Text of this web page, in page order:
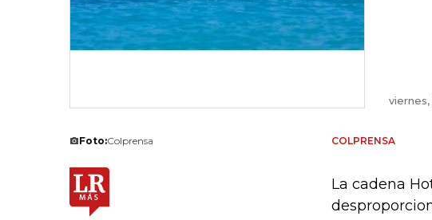
Foto:Colprensa COLPRENSA
La cadena